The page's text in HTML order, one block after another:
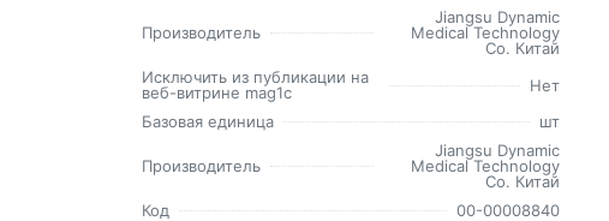
Производитель
Jiangsu Dynamic
Medical Technology
Co. Китай
Исключить из публикации на
веб-витрине mag1c
Нет
Базовая единица
шт
Производитель
Jiangsu Dynamic
Medical Technology
Co. Китай
Код
00-00008840